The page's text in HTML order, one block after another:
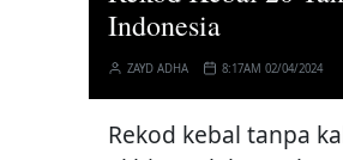
Indonesia
ZAYD ADHA 8:17AM 02/04/2024
Rekod kebal tanpa